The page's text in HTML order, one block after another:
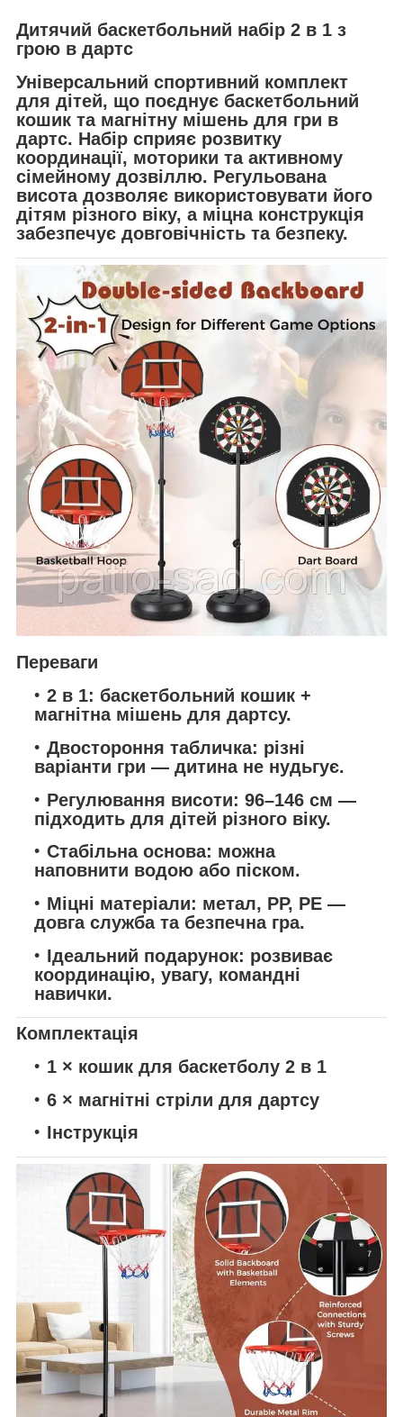
Дитячий баскетбольний набір 2 в 1 з
грою в дартс
Універсальний спортивний комплект
для дітей, що поєднує баскетбольний
кошик та магнітну мішень для гри в
дартс. Набір сприяє розвитку
координації, моторики та активному
сімейному дозвіллю. Регульована
висота дозволяє використовувати його
дітям різного віку, а міцна конструкція
забезпечує довговічність та безпеку.
Переваги
2 в 1: баскетбольний кошик +
магнітна мішень для дартсу.
Двостороння табличка: різні
варіанти гри — дитина не нудьгує.
Регулювання висоти: 96–146 см —
підходить для дітей різного віку.
Стабільна основа: можна
наповнити водою або піском.
Міцні матеріали: метал, PP, PE —
довга служба та безпечна гра.
Ідеальний подарунок: розвиває
координацію, увагу, командні
навички.
Комплектація
1 × кошик для баскетболу 2 в 1
6 × магнітні стріли для дартсу
Інструкція